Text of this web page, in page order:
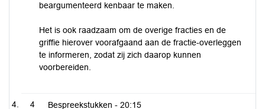
beargumenteerd kenbaar te maken.
Het is ook raadzaam om de overige fracties en de
griffie hierover voorafgaand aan de fractie-overleggen
te informeren, zodat zij zich daarop kunnen
voorbereiden.
4 Bespreekstukken - 20:15